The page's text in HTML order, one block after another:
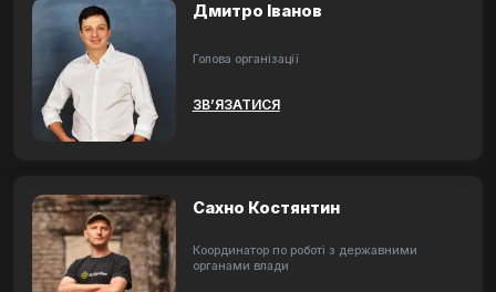
Дмитро Іванов
Голова організації
ЗВ’ЯЗАТИСЯ
Сахно Костянтин
Координатор по роботі з державними
органами влади